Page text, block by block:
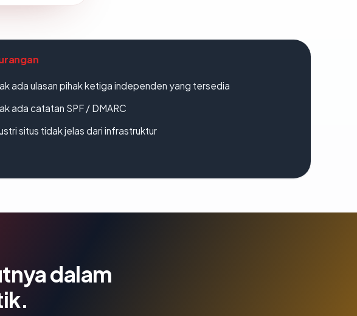
ada ulasan pihak ketiga independen yang tersedia
ada catatan SPF / DMARC
situs tidak jelas dari infrastruktur
dalam